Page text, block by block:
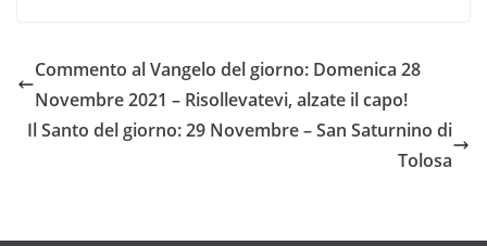
Commento al Vangelo del giorno: Domenica 28
Novembre 2021 – Risollevatevi, alzate il capo!
Il Santo del giorno: 29 Novembre – San Saturnino di
Tolosa